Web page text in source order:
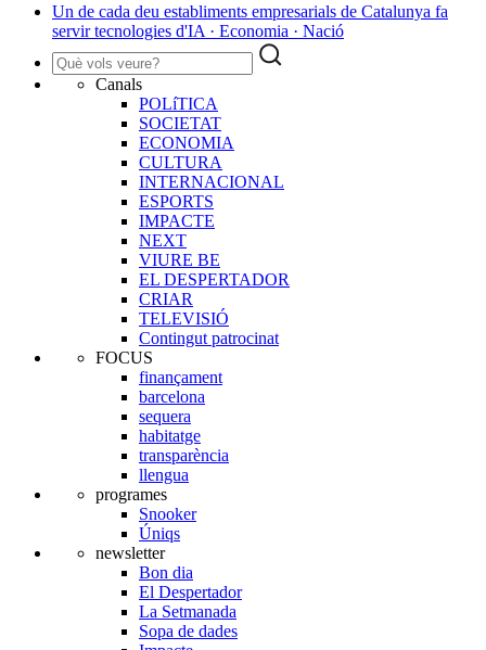
Un de cada deu establiments empresarials de Catalunya fa
servir tecnologies d'IA · Economia · Nació
Canals
POLíTICA
SOCIETAT
ECONOMIA
CULTURA
INTERNACIONAL
ESPORTS
IMPACTE
NEXT
VIURE BE
EL DESPERTADOR
CRIAR
TELEVISIÓ
Contingut patrocinat
FOCUS
finançament
barcelona
sequera
habitatge
transparència
llengua
programes
Snooker
Úniqs
newsletter
Bon dia
El Despertador
La Setmanada
Sopa de dades